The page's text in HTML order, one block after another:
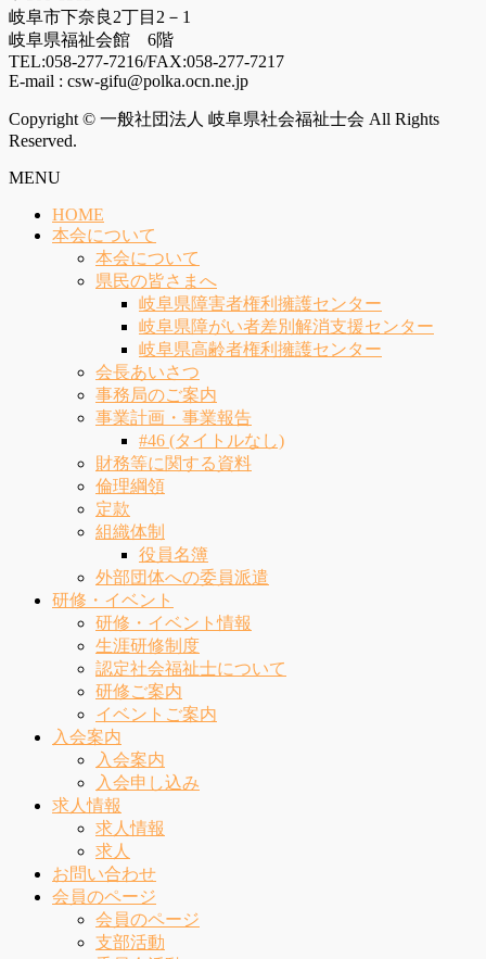
岐阜市下奈良2丁目2－1
岐阜県福祉会館 6階
TEL:058-277-7216/FAX:058-277-7217
E-mail : csw-gifu@polka.ocn.ne.jp
Copyright © 一般社団法人 岐阜県社会福祉士会 All Rights
Reserved.
MENU
HOME
本会について
本会について
県民の皆さまへ
岐阜県障害者権利擁護センター
岐阜県障がい者差別解消支援センター
岐阜県高齢者権利擁護センター
会長あいさつ
事務局のご案内
事業計画・事業報告
#46 (タイトルなし)
財務等に関する資料
倫理綱領
定款
組織体制
役員名簿
外部団体への委員派遣
研修・イベント
研修・イベント情報
生涯研修制度
認定社会福祉士について
研修ご案内
イベントご案内
入会案内
入会案内
入会申し込み
求人情報
求人情報
求人
お問い合わせ
会員のページ
会員のページ
支部活動